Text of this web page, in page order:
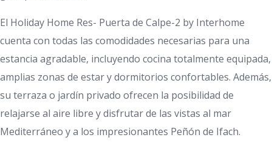
El Holiday Home Res- Puerta de Calpe-2 by Interhome
cuenta con todas las comodidades necesarias para una
estancia agradable, incluyendo cocina totalmente equipada,
amplias zonas de estar y dormitorios confortables. Además,
su terraza o jardín privado ofrecen la posibilidad de
relajarse al aire libre y disfrutar de las vistas al mar
Mediterráneo y a los impresionantes Peñón de Ifach.